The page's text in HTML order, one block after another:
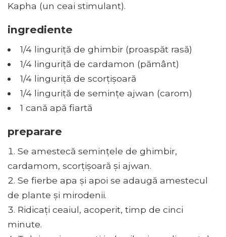
Kapha (un ceai stimulant).
ingrediente
1/4 linguriță de ghimbir (proaspăt rasă)
1/4 linguriță de cardamon (pământ)
1/4 linguriță de scorțișoară
1/4 linguriță de semințe ajwan (carom)
1 cană apă fiartă
preparare
Se amestecă semințele de ghimbir,
cardamom, scorțișoară și ajwan.
Se fierbe apa și apoi se adaugă amestecul
de plante și mirodenii.
Ridicați ceaiul, acoperit, timp de cinci
minute.